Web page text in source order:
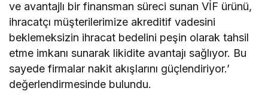
ve avantajlı bir finansman süreci sunan VİF ürünü,
ihracatçı müşterilerimize akreditif vadesini
beklemeksizin ihracat bedelini peşin olarak tahsil
etme imkanı sunarak likidite avantajı sağlıyor. Bu
sayede firmalar nakit akışlarını güçlendiriyor.’
değerlendirmesinde bulundu.